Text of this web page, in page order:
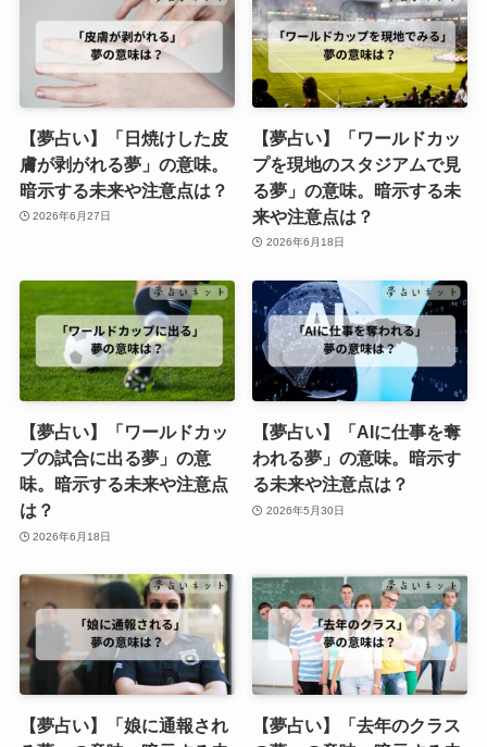
【夢占い】「日焼けした皮
膚が剥がれる夢」の意味。
暗示する未来や注意点は？
2026年6月27日
【夢占い】「ワールドカッ
プを現地のスタジアムで見
る夢」の意味。暗示する未
来や注意点は？
2026年6月18日
【夢占い】「ワールドカッ
プの試合に出る夢」の意
味。暗示する未来や注意点
は？
2026年6月18日
【夢占い】「AIに仕事を奪
われる夢」の意味。暗示す
る未来や注意点は？
2026年5月30日
【夢占い】「娘に通報され
【夢占い】「去年のクラス